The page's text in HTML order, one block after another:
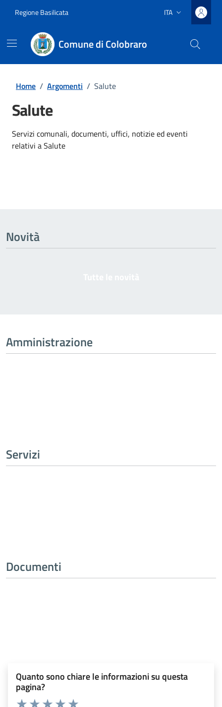
Regione Basilicata Lingua attiva:
ITA
Comune di Colobraro
Home / Argomenti / Salute
Salute
Dettagli dell'argomento
Servizi comunali, documenti, uffici, notizie ed eventi
relativi a Salute
Novità
Amministrazione
Servizi
Documenti
Quanto sono chiare le informazioni su questa
pagina?